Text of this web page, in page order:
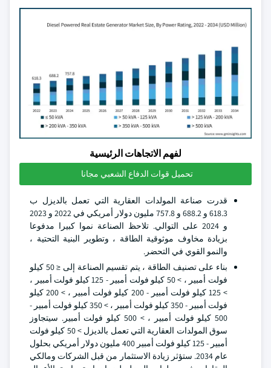
لفهم الاتجاهات الرئيسية
تحميل قوات الدفاع الشعبي مجانا
قدرت صناعة المولدات العقارية التي تعمل بالديزل ب
618.3 و 688.2 و 757.8 مليون دولار أمريكي في 2022 و 2023
و 2024 على التوالي. تلاحظ الصناعة نموا كبيرا مدفوعا
بزيادة مخاوف موثوقية الطاقة ، وتطوير البنية التحتية ،
والنمو القوي في التحضر.
بناء على تصنيف الطاقة ، يتم تقسيم الصناعة إلى ≤ 50 كيلو
فولت أمبير ، > 50 كيلو فولت أمبير - 125 كيلو فولت أمبير ،
> 125 كيلو فولت أمبير - 200 كيلو فولت أمبير ، > 200 كيلو
فولت أمبير - 350 كيلو فولت أمبير ، > 350 كيلو فولت أمبير -
500 كيلو فولت أمبير ، > 500 كيلو فولت أمبير. سيتجاوز
سوق المولدات العقارية التي تعمل بالديزل > 50 كيلو فولت
أمبير - 125 كيلو فولت أمبير 400 مليون دولار أمريكي بحلول
عام 2034. ستؤثر زيادة الاستثمار من قبل الشركات ومالكي